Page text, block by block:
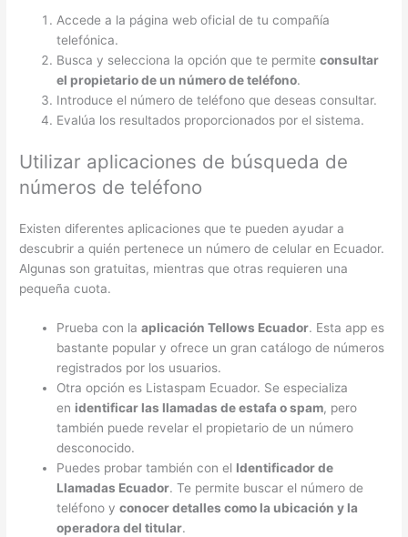
Accede a la página web oficial de tu compañía
telefónica.
Busca y selecciona la opción que te permiteconsultar
el propietario de un número de teléfono.
Introduce el número de teléfono que deseas consultar.
Evalúa los resultados proporcionados por el sistema.
Utilizar aplicaciones de búsqueda de
números de teléfono
Existen diferentes aplicaciones que te pueden ayudar a
descubrir a quién pertenece un número de celular en Ecuador.
Algunas son gratuitas, mientras que otras requieren una
pequeña cuota.
Prueba con laaplicación Tellows Ecuador. Esta app es
bastante popular y ofrece un gran catálogo de números
registrados por los usuarios.
Otra opción es Listaspam Ecuador. Se especializa
en identificar las llamadas de estafa o spam, pero
también puede revelar el propietario de un número
desconocido.
Puedes probar también con el Identificador de
Llamadas Ecuador. Te permite buscar el número de
teléfono yconocer detalles como la ubicación y la
operadora del titular.